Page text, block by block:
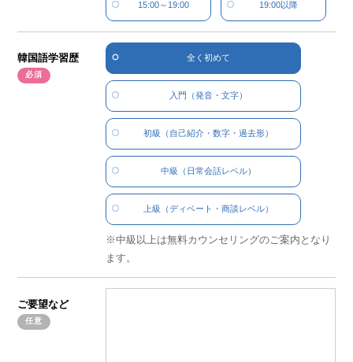
15:00～19:00 19:00以降
韓国語学習歴 全く初めて
入門 （発音・文字）
初級 （自己紹介・数字・過去形）
中級 （日常会話レベル）
上級 （ディベート・商談レベル）
中級以上は無料カウンセリングのご案内となり
ます。
ご要望など